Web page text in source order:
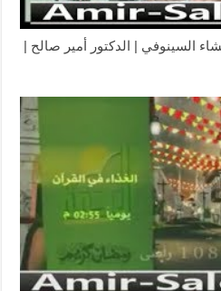
السينوفي | الدكتور أمير صالح |